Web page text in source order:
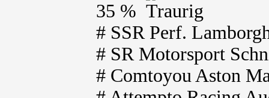
35 %
# SSR Perf.
# SR Motorsport
# Comtoyou Aston